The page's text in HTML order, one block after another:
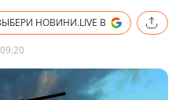
НОВИНИ.LIVE В